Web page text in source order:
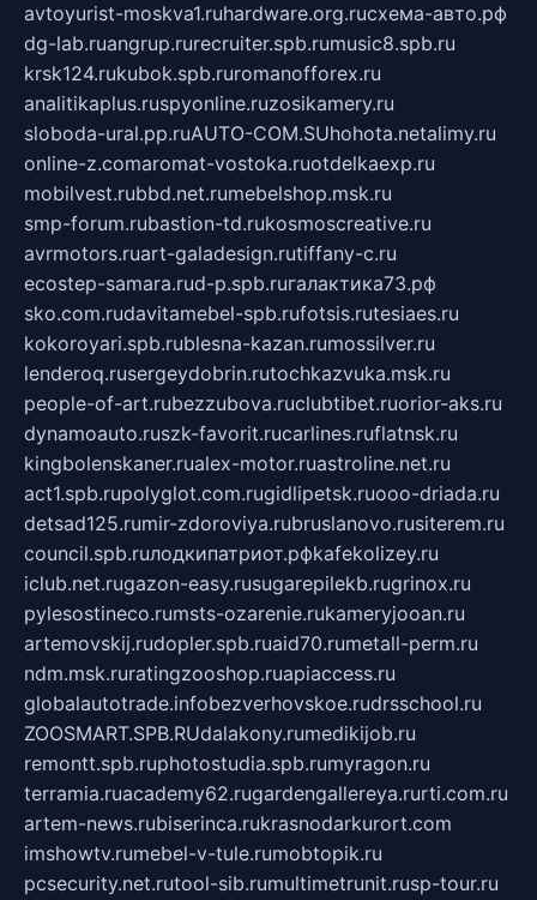
avtoyurist-moskva1.ruhardware.org.ruсхема-авто.рф
dg-lab.ruangrup.rurecruiter.spb.rumusic8.spb.ru
krsk124.rukubok.spb.ruromanofforex.ru
analitikaplus.ruspyonline.ruzosikamery.ru
sloboda-ural.pp.ruAUTO-COM.SUhohota.netalimy.ru
online-z.comaromat-vostoka.ruotdelkaexp.ru
mobilvest.rubbd.net.rumebelshop.msk.ru
smp-forum.rubastion-td.rukosmoscreative.ru
avrmotors.ruart-galadesign.rutiffany-c.ru
ecostep-samara.rud-p.spb.ruгалактика73.рф
sko.com.rudavitamebel-spb.rufotsis.rutesiaes.ru
kokoroyari.spb.rublesna-kazan.rumossilver.ru
lenderoq.rusergeydobrin.rutochkazvuka.msk.ru
people-of-art.rubezzubova.ruclubtibet.ruorior-aks.ru
dynamoauto.ruszk-favorit.rucarlines.ruflatnsk.ru
kingbolenskaner.rualex-motor.ruastroline.net.ru
act1.spb.rupolyglot.com.rugidlipetsk.ruooo-driada.ru
detsad125.rumir-zdoroviya.rubruslanovo.rusiterem.ru
council.spb.ruлодкипатриот.рфkafekolizey.ru
iclub.net.rugazon-easy.rusugarepilekb.rugrinox.ru
pylesostineco.rumsts-ozarenie.rukameryjooan.ru
artemovskij.rudopler.spb.ruaid70.rumetall-perm.ru
ndm.msk.ruratingzooshop.ruapiaccess.ru
globalautotrade.infobezverhovskoe.rudrsschool.ru
ZOOSMART.SPB.RUdalakony.rumedikijob.ru
remontt.spb.ruphotostudia.spb.rumyragon.ru
terramia.ruacademy62.rugardengallereya.rurti.com.ru
artem-news.rubiserinca.rukrasnodarkurort.com
imshowtv.rumebel-v-tule.rumobtopik.ru
pcsecurity.net.rutool-sib.rumultimetrunit.rusp-tour.ru